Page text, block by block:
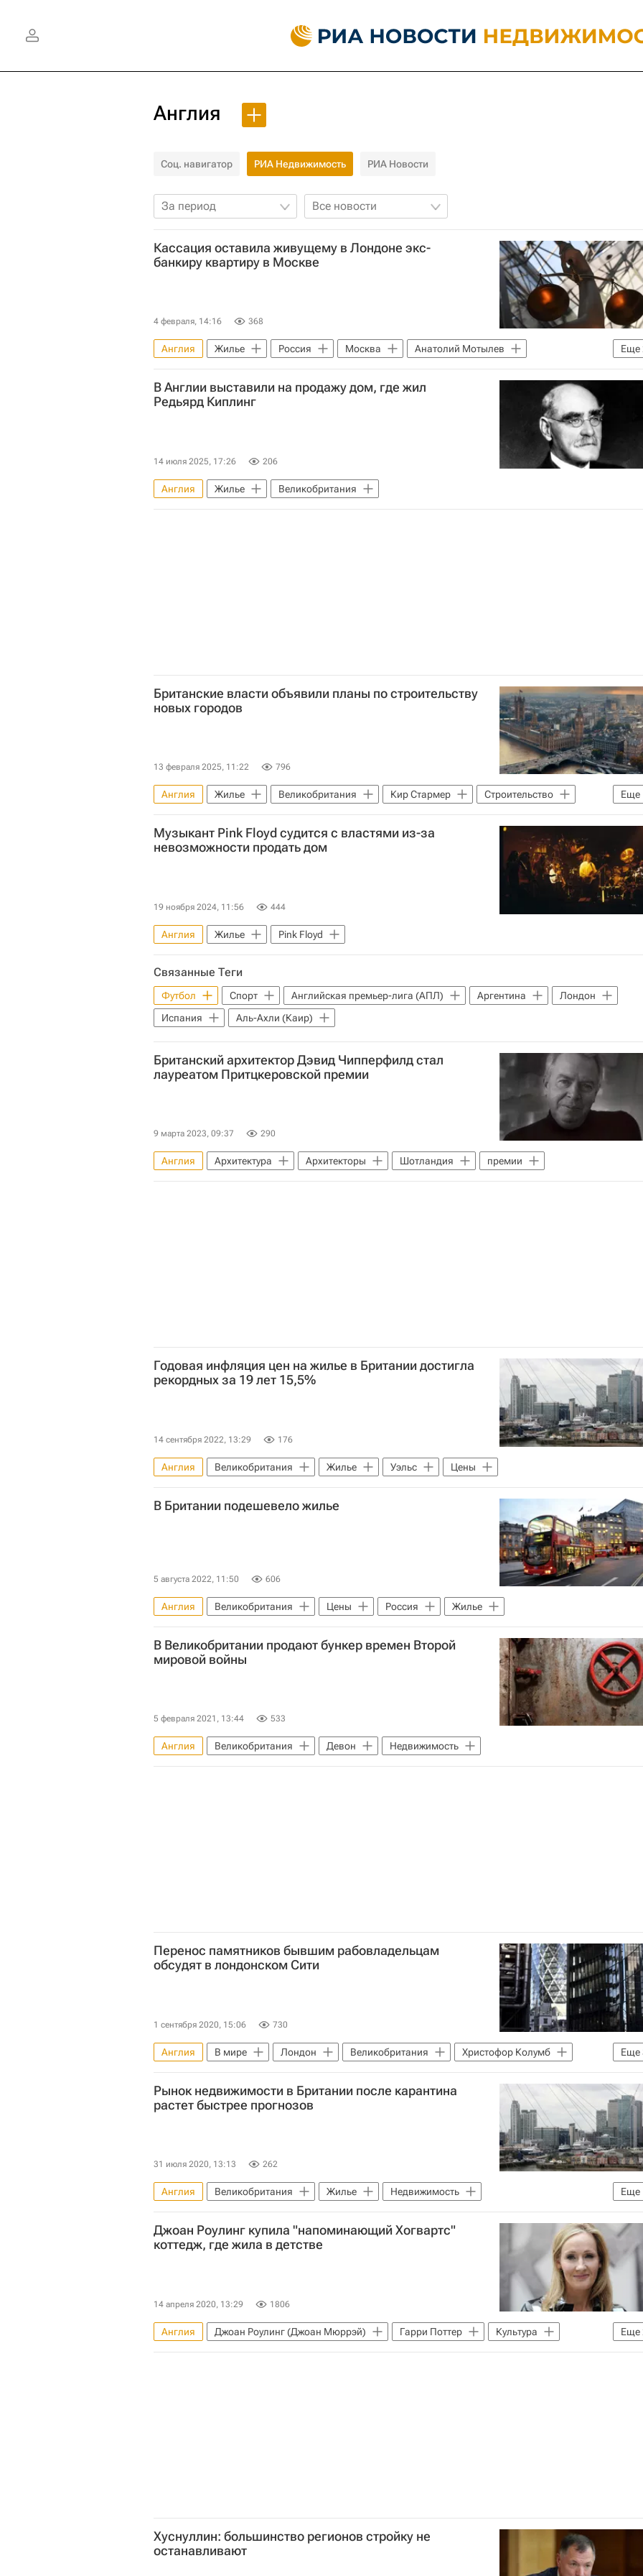
Англия
Соц. навигатор РИА Недвижимость РИА Новости
За период Все новости
Кассация оставила живущему в Лондоне экс-
банкиру квартиру в Москве
4 февраля, 14:16 368
Еще
Англия Жилье Россия Москва
Анатолий Мотылев
Российский кредит
Агентство по страхованию вкладов
В Англии выставили на продажу дом, где жил
Редьярд Киплинг
14 июля 2025, 17:26 206
Англия Жилье Великобритания
Британские власти объявили планы по строительству
новых городов
13 февраля 2025, 11:22 796
Еще
Англия Жилье Великобритания Кир Стармер
Строительство
Градостроительство
Музыкант Pink Floyd судится с властями из-за
невозможности продать дом
19 ноября 2024, 11:56 444
Англия Жилье Pink Floyd
Связанные Теги
Футбол Спорт Английская премьер-лига (АПЛ) Аргентина
Лондон
Испания
Аль-Ахли (Каир)
Британский архитектор Дэвид Чипперфилд стал
лауреатом Притцкеровской премии
9 марта 2023, 09:37 290
Англия Архитектура Архитекторы Шотландия премии
Годовая инфляция цен на жилье в Британии достигла
рекордных за 19 лет 15,5%
14 сентября 2022, 13:29 176
Англия Великобритания Жилье Уэльс Цены
В Британии подешевело жилье
5 августа 2022, 11:50 606
Англия Великобритания Цены Россия Жилье
В Великобритании продают бункер времен Второй
мировой войны
5 февраля 2021, 13:44 533
Англия Великобритания Девон Недвижимость
Перенос памятников бывшим рабовладельцам
обсудят в лондонском Сити
1 сентября 2020, 15:06 730
Еще
Англия В мире Лондон Великобритания
Христофор Колумб
Лейбористская партия Великобритании
Садик Хан Религия
Рынок недвижимости в Британии после карантина
растет быстрее прогнозов
31 июля 2020, 13:13 262
Еще
Англия Великобритания Жилье
Недвижимость
Коронавирус COVID-19
Джоан Роулинг купила "напоминающий Хогвартс"
коттедж, где жила в детстве
14 апреля 2020, 13:29 1806
Еще
Англия Джоан Роулинг (Джоан Мюррэй) Гарри Поттер
Культура
Жилье
Сделки
Хуснуллин: большинство регионов стройку не
останавливают